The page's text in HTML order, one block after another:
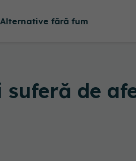
Alternative fără fum
de